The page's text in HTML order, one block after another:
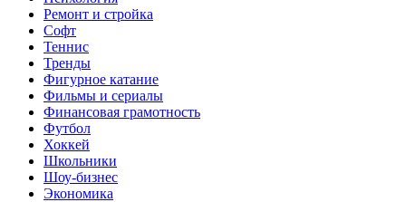
Ремонт и стройка
Софт
Теннис
Тренды
Фигурное катание
Фильмы и сериалы
Финансовая грамотность
Футбол
Хоккей
Школьники
Шоу-бизнес
Экономика